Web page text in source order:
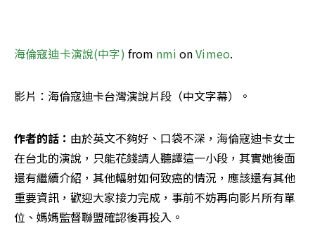
海倫寇迪卡演說(中字) from nmi on Vimeo.
影片：海倫寇迪卡台灣演說片段（中文字幕）。
作者的話： 由於英文不夠好、口袋不深，海倫寇迪卡女士
在台北的演說，只能花錢請人聽譯這一小段，其實她後面
還有繼續介紹，其他輻射如何致癌的情況，應該還有其他
重要資訊，歡迎大家接力完成，事前不妨再向影片所有單
位、媽媽監督聯盟確認後再投入。